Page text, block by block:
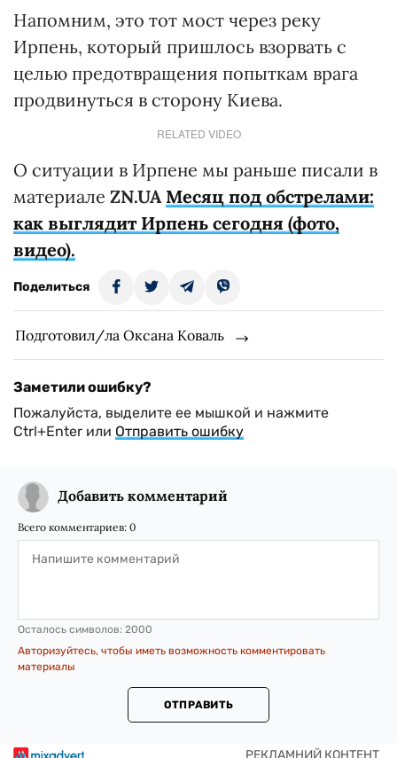
Напомним, это тот мост через реку
Ирпень, который пришлось взорвать с
целью предотвращения попыткам врага
продвинуться в сторону Киева.
RELATED VIDEO
О ситуации в Ирпене мы раньше писали в
материале ZN.UA Месяц под обстрелами:
как выглядит Ирпень сегодня (фото,
видео).
Поделиться
Подготовил/ла Оксана Коваль
Заметили ошибку?
Пожалуйста, выделите ее мышкой и нажмите
Ctrl+Enter или Отправить ошибку
Добавить комментарий
Всего комментариев: 0
Осталось символов: 2000
Авторизуйтесь, чтобы иметь возможность комментировать
материалы
ОТПРАВИТЬ